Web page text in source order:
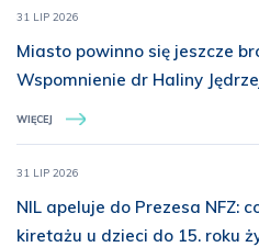
31 LIP 2026
Miasto powinno się jeszcze
Wspomnienie dr Haliny
Batalionu „Miotła”
WIĘCEJ
31 LIP 2026
NIL apeluje do Prezesa NFZ:
kiretażu u dzieci do 15. roku